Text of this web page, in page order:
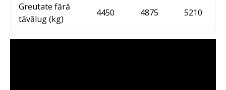
Greutate fără
tăvălug (kg)
4450 4875 5210